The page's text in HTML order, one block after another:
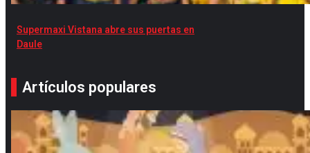
Supermaxi Vistana abre sus puertas en
Daule
Artículos populares